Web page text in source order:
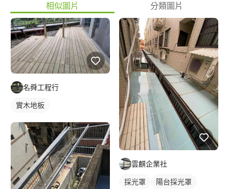
相似圖片 分類圖片
名舜工程行
實木地板
雲麒企業社
採光罩
陽台採光罩